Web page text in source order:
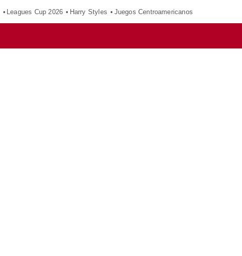
Leagues Cup 2026 Harry Styles Juegos Centroamericanos